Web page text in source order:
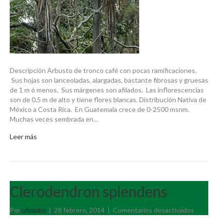
Descripción Arbusto de tronco café con pocas ramificaciones.
Sus hojas son lanceoladas, alargadas, bastante fibrosas y gruesas
de 1 m ó menos. Sus márgenes son afilados. Las inflorescencias
son de 0.5 m de alto y tiene flores blancas. Distribución Nativa de
México a Costa Rica. En Guatemala crece de 0-2500 msnm.
Muchas veces sembrada en…
Leer más
Clerodendron splendens
Por ufmlabs | 28 febrero, 2014 | Comentarios desactivados